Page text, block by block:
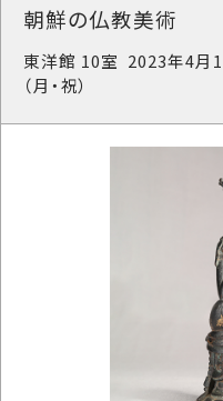
朝鮮の仏教美術
東洋館 10室 2023年4月
（月・祝）